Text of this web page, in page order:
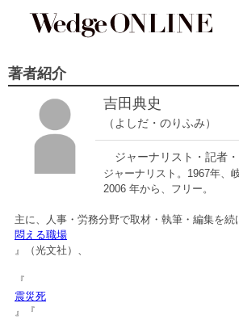
著者紹介
吉田典史
（よしだ・のりふみ）
ジャーナリスト・記者
ジャーナリスト。1967年、
2006 年から、フリー。
主に、人事・労務分野で取材・執筆・編集を続
悶える職場
』（光文社）、
『
震災死
』『